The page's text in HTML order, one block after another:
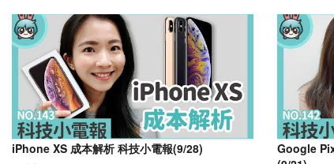
iPhone XS 成本解析 科技小電報(9/28)
Google